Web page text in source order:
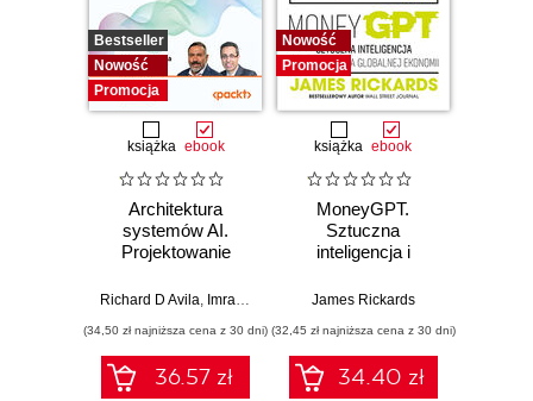
Bestseller
Nowość
Promocja
książka ebook
Architektura
systemów AI.
Projektowanie
niezawodnego
Richard D Avila, Imran Ahmad
(34,50 zł najniższa cena z 30 dni)
36.57 zł
Nowość
Promocja
książka ebook
MoneyGPT.
Sztuczna
inteligencja i
globalnej ekonomii
James Rickards
(32,45 zł najniższa cena z 30 dni)
34.40 zł